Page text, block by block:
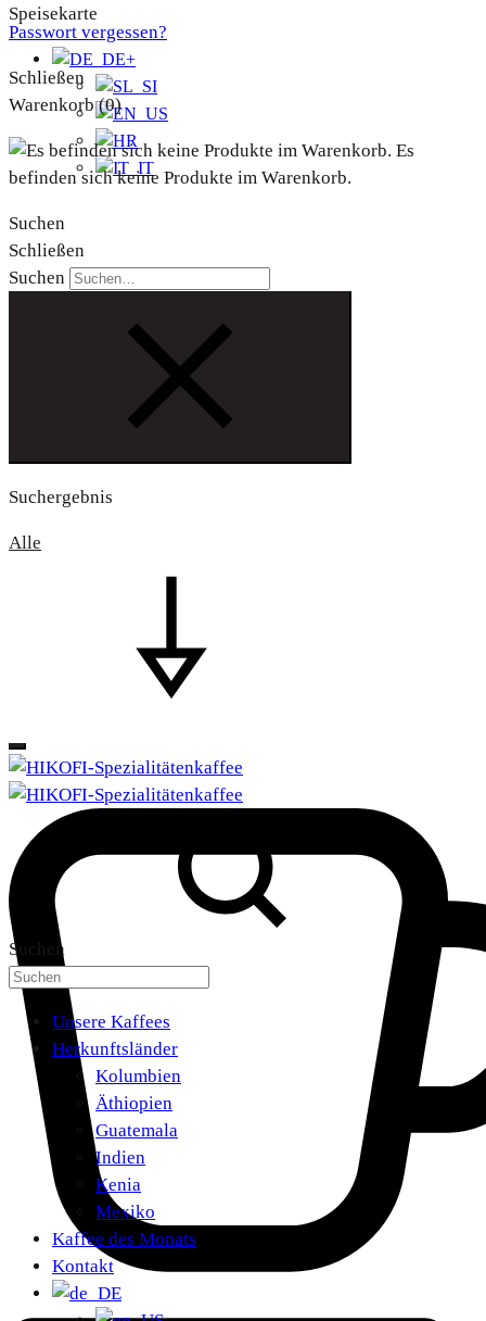
Speisekarte
+
Passwort vergessen?
Schließen
Warenkorb(0)
Es
befinden sich keine Produkte im Warenkorb.
Suchen
Schließen
Suchen
Suchergebnis
Alle
Suchen
Unsere Kaffees
Herkunftsländer
Kolumbien
Äthiopien
Guatemala
Indien
Kenia
Mexiko
Kaffee des Monats
Kontakt